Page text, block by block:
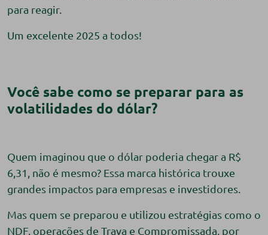
para reagir.
Um excelente 2025 a todos!
Você sabe como se preparar para as
volatilidades do dólar?
Quem imaginou que o dólar poderia chegar a R$
6,31, não é mesmo? Essa marca histórica trouxe
grandes impactos para empresas e investidores.
Mas quem se preparou e utilizou estratégias como o
NDF, operações de Trava e Compromissada, por